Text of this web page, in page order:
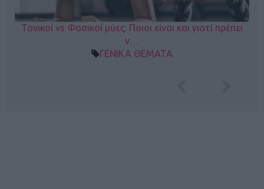
Τονικοί vs Φασικοί μύες: Ποιοι είναι και γιατί πρέπει
ν…
ΓΕΝΙΚΑ ΘΕΜΑΤΑ